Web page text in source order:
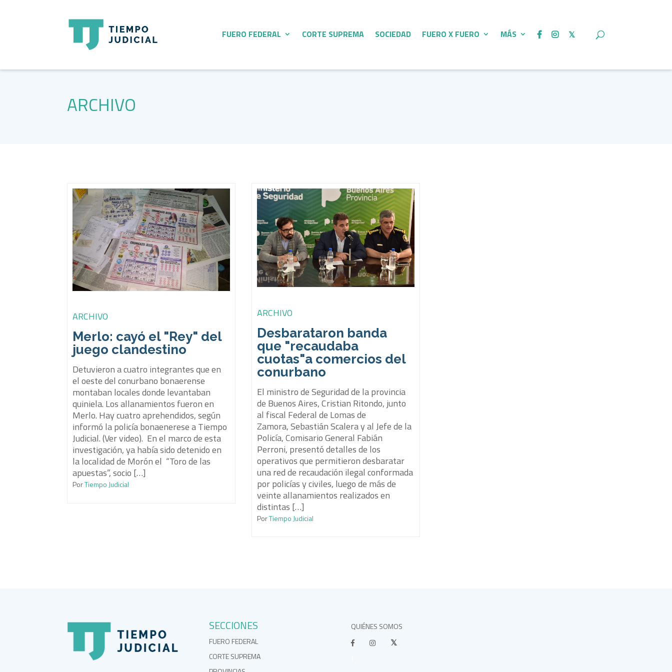
FUERO FEDERAL CORTE SUPREMA SOCIEDAD FUERO X FUERO MÁS
ARCHIVO
ARCHIVO
Merlo: cayó el "Rey" del
juego clandestino
Detuvieron a cuatro integrantes que en
el oeste del conurbano bonaerense
montaban locales donde levantaban
quiniela. Los allanamientos fueron en
Merlo. Hay cuatro aprehendidos, según
informó la policía bonaenerese a Tiempo
Judicial. (Ver video). En el marco de esta
investigación, ya había sido detenido en
la localidad de Morón el “Toro de las
apuestas”, socio […]
PorTiempo Judicial
ARCHIVO
Desbarataron banda
que "recaudaba
cuotas"a comercios del
conurbano
El ministro de Seguridad de la provincia
de Buenos Aires, Cristian Ritondo, junto
al fiscal Federal de Lomas de
Zamora, Sebastián Scalera y al Jefe de la
Policía, Comisario General Fabián
Perroni, presentó detalles de los
operativos que permitieron desbaratar
una red de recaudación ilegal conformada
por policías y civiles, luego de más de
veinte allanamientos realizados en
distintas […]
PorTiempo Judicial
SECCIONES
FUERO FEDERAL
CORTE SUPREMA
QUIÉNES SOMOS